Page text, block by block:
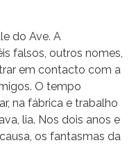
do Ave. A
falsos, outros nomes,
em contacto com a
O tempo
na fábrica e trabalho
lia. Nos dois anos e
os fantasmas da